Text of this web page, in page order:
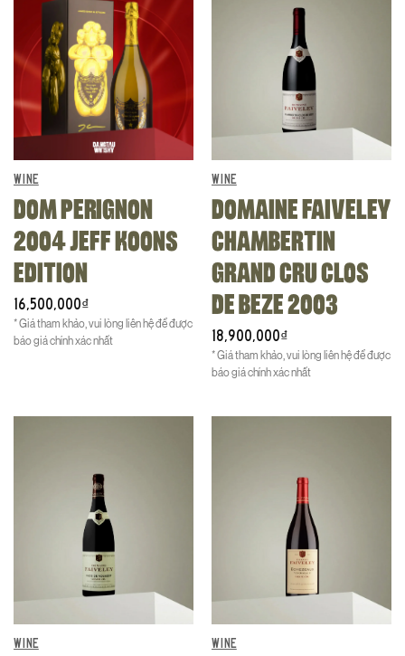
WINE
DOM PERIGNON
2004 JEFF KOONS
EDITION
16,500,000₫
* Giá tham khảo, vui lòng liên hệ để được
báo giá chính xác nhất
WINE
DOMAINE FAIVELEY
CHAMBERTIN
GRAND CRU CLOS
DE BEZE 2003
18,900,000₫
* Giá tham khảo, vui lòng liên hệ để được
báo giá chính xác nhất
WINE WINE